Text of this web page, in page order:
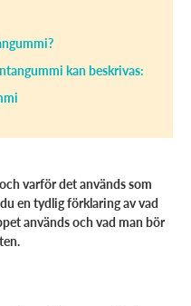
kan beskrivas:
varför det används som
en tydlig förklaring av vad
används och vad man bör